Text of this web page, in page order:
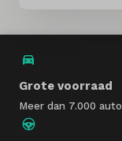
Grote voorraad
Meer dan 7.000